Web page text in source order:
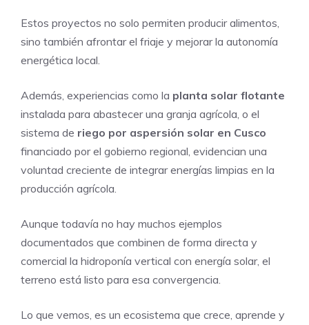
Estos proyectos no solo permiten producir alimentos,
sino también afrontar el friaje y mejorar la autonomía
energética local.
Además, experiencias como la planta solar flotante
instalada para abastecer una granja agrícola, o el
sistema de riego por aspersión solar en Cusco
financiado por el gobierno regional, evidencian una
voluntad creciente de integrar energías limpias en la
producción agrícola.
Aunque todavía no hay muchos ejemplos
documentados que combinen de forma directa y
comercial la hidroponía vertical con energía solar, el
terreno está listo para esa convergencia.
Lo que vemos, es un ecosistema que crece, aprende y